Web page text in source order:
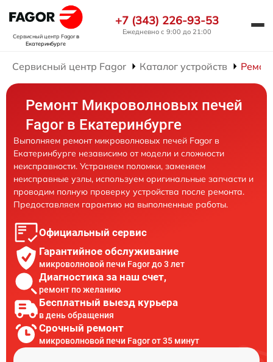
Сервисный центр Fagorв
Екатеринбурге
+7 (343) 226-93-53
Ежедневно с 9:00 до 21:00
Сервисный центр Fagor Каталог устройств
Ремонт Микроволновых печей
Fagor в Екатеринбурге
Выполняем ремонт микроволновых печей Fagor в
Екатеринбурге независимо от модели и сложности
неисправности. Устраняем поломки, заменяем
неисправные узлы, используем оригинальные запчасти и
проводим полную проверку устройства после ремонта.
Предоставляем гарантию на выполненные работы.
Официальный сервис
Гарантийное обслуживание
микроволновой печи Fagor до 3 лет
Диагностика за наш счет,
ремонт по желанию
Бесплатный выезд курьера
в день обращения
Срочный ремонт
микроволновой печи Fagor от 35 минут